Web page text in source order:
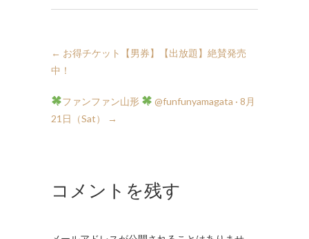
← お得チケット【男券】【出放題】絶賛発売
中！
ファンファン山形
21日（Sat）
→
コメントを残す